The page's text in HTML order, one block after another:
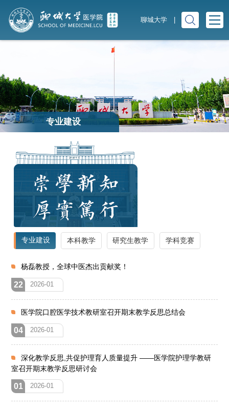
聊城大学
专业建设
专业建设 本科教学 研究生教学 学科竞赛
杨磊教授，全球中医杰出贡献奖！
22 2026-01
医学院口腔医学技术教研室召开期末教学反思总结会
04 2026-01
深化教学反思,共促护理育人质量提升 ——医学院护理学教研
室召开期末教学反思研讨会
01 2026-01